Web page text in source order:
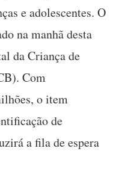
e adolescentes. O
na manhã desta
da Criança de
Com
o item
de
a fila de espera